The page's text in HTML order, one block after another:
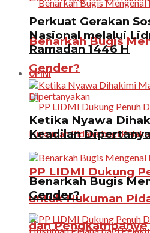
Benarkah Bugis
Gender?
PP LIDMI Dukung
untuk Hukuman
dan Pengkampanye
Perkuat Gerakan
Nasional melalui
Ramadan 1446 H
OPINI
Ketika Nyawa
Keadilan
Benarkah Bugis
Gender?